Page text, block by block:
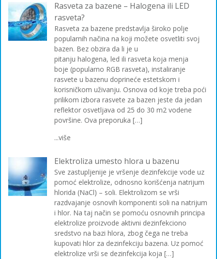
Rasveta za bazene – Halogena ili LED
rasveta?
Rasveta za bazene predstavlja široko polje
popularnih načina na koji možete osvetliti svoj
bazen. Bez obzira da li je u
pitanju halogena, led ili rasveta koja menja
boje (popularno RGB rasveta), instaliranje
rasvete u bazenu doprineće estetskom i
korisničkom uživanju. Osnova od koje treba poći
prilikom izbora rasvete za bazen jeste da jedan
reflektor osvetljava od 25 do 30 m2 vodene
površine. Ova preporuka […]
...više
Elektroliza umesto hlora u bazenu
Sve zastupljenije je vršenje dezinfekcije vode uz
pomoć elektrolize, odnosno korišćenja natrijum
hlorida (NaCl) – soli. Elektrolizom se vrši
razdvajanje osnovih komponenti soli na natrijum
i hlor. Na taj način se pomoću osnovnih principa
elektrolize proizvode aktivni dezinfekciono
sredstvo na bazi hlora, zbog čega ne treba
kupovati hlor za dezinfekciju bazena. Uz pomoć
elektrolize vrši se dezinfekcija koja […]